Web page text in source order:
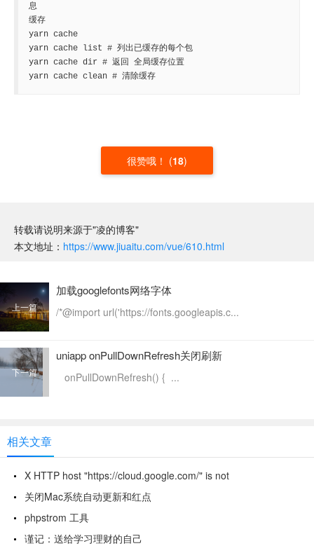
息
缓存
yarn cache
yarn cache list # 列出已缓存的每个包
yarn cache dir # 返回 全局缓存位置
yarn cache clean # 清除缓存
很赞哦！ (18)
转载请说明来源于"凌的博客"
本文地址： https://www.jiuaitu.com/vue/610.html
上一篇
加载googlefonts网络字体
/*@import url('https://fonts.googleapis.c...
下一篇
uniapp onPullDownRefresh关闭刷新
onPullDownRefresh() { ...
相关文章
X HTTP host "https://cloud.google.com/" is not
关闭Mac系统自动更新和红点
phpstrom 工具
谨记：送给学习理财的自己